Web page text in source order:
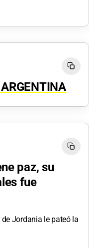
paz, su
fue
Jordania le pateó la